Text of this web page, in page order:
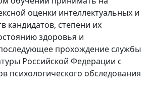
оценки интеллектуальных и
кандидатов, степени их
здоровья и
прохождение службы
Российской Федерации с
психологического обследования